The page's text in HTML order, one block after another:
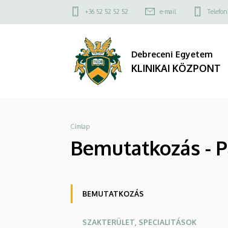
Bemutatkozás
Pathológia
KÖZPONT
a
Felső
menü
+36 52 52 52 52 e-mail
Debreceni Egyetem
KLINIKAI KÖZPONT
Morzsa
Címlap
Bemutatkozás -
Oldalmenü
BEMUTATKOZÁS
SZAKTERÜLET, SPECIALITÁSOK